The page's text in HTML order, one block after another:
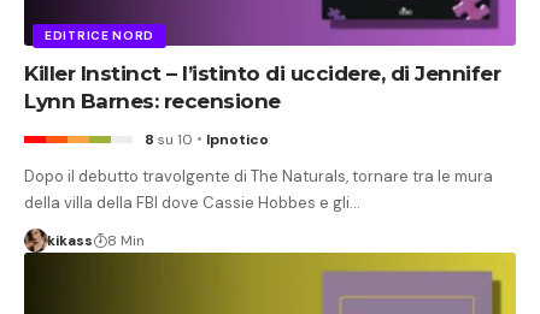
EDITRICE NORD
Killer Instinct – l’istinto di uccidere, di Jennifer
Lynn Barnes: recensione
8 su 10 Ipnotico
Dopo il debutto travolgente di The Naturals, tornare tra le mura
della villa della FBI dove Cassie Hobbes e gli…
kikass 8 Min